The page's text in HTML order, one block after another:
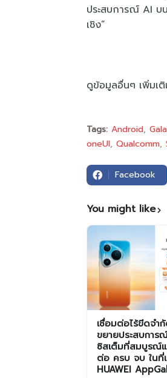
ประสบการณ์ AI บ
เชิง”
ดูข้อมูลอื่นๆ เพิ่มเ
Tags: Android
oneUI Qualcomm
Facebook
You might like
เชื่อมต่อไร้ขีดจำ
ขยายประสบการ
ซิสเต็มที่สมบูรณ์
ต่อ ครบ จบ ในที่
HUAWEI